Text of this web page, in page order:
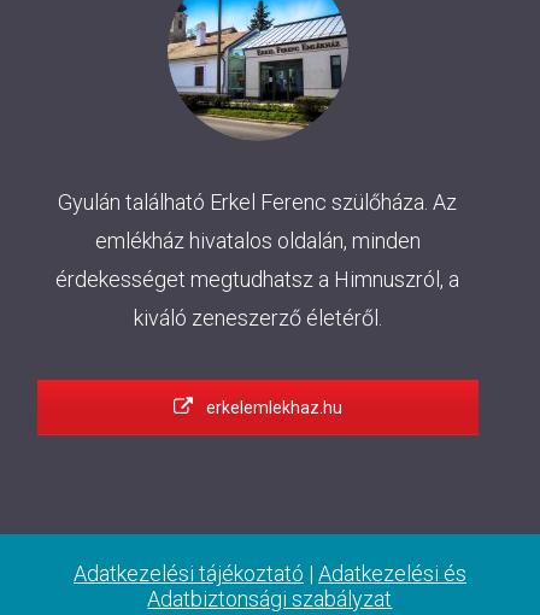
Gyulán található Erkel Ferenc szülőháza. Az
emlékház hivatalos oldalán, minden
érdekességet megtudhatsz a Himnuszról, a
kiváló zeneszerző életéről.
erkelemlekhaz.hu
Adatkezelési tájékoztató | Adatkezelési és
Adatbiztonsági szabályzat